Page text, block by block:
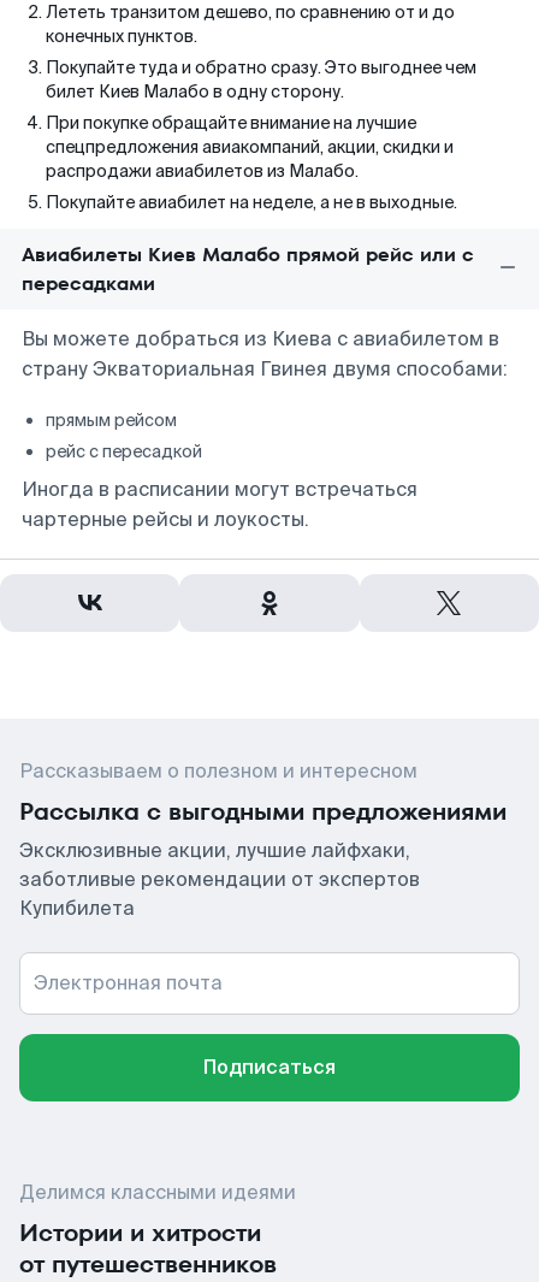
Лететь транзитом дешево, по сравнению от и до
конечных пунктов.
Покупайте туда и обратно сразу. Это выгоднее чем
билет Киев Малабо в одну сторону.
При покупке обращайте внимание на лучшие
спецпредложения авиакомпаний, акции, скидки и
распродажи авиабилетов из Малабо.
Покупайте авиабилет на неделе, а не в выходные.
Авиабилеты Киев Малабо прямой рейс или с
пересадками
Вы можете добраться из Киева с авиабилетом в
страну Экваториальная Гвинея двумя способами:
прямым рейсом
рейс с пересадкой
Иногда в расписании могут встречаться
чартерные рейсы и лоукосты.
Рассказываем о полезном и интересном
Рассылка с выгодными предложениями
Эксклюзивные акции, лучшие лайфхаки,
заботливые рекомендации от экспертов
Купибилета
Электронная почта
Подписаться
Делимся классными идеями
Истории и хитрости
от путешественников